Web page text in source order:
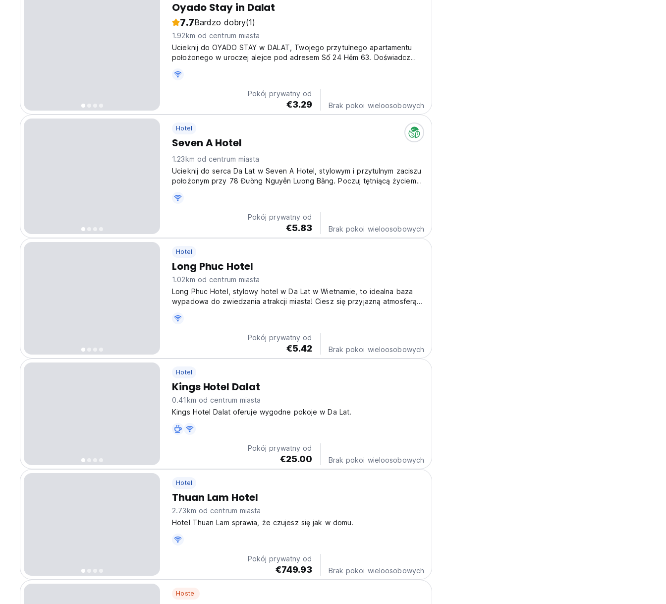
Oyado Stay in Dalat
7.7Bardzo dobry(1)
1.92km od centrum miasta
Ucieknij do OYADO STAY w DALAT, Twojego przytulnego apartamentu
położonego w uroczej alejce pod adresem Số 24 Hẻm 63. Doświadcz
sobie, że budzisz się w chłodnym górskim powietrzu i przygotowujesz...
Pokój prywatny od
€3.29 Brak pokoi wieloosobowych
Hotel
Seven A Hotel
1.23km od centrum miasta
Ucieknij do serca Da Lat w Seven A Hotel, stylowym i przytulnym zaciszu
położonym przy 78 Đường Nguyễn Lương Bằng. Poczuj tętniącą życiem
urokiem. Nasz hotel to idealna baza wypadowa do zwiedzania...
Pokój prywatny od
€5.83 Brak pokoi wieloosobowych
Hotel
Long Phuc Hotel
1.02km od centrum miasta
Long Phuc Hotel, stylowy hotel w Da Lat w Wietnamie, to idealna baza
wypadowa do zwiedzania atrakcji miasta! Ciesz się przyjazną atmosferą
Pokój prywatny od
€5.42 Brak pokoi wieloosobowych
Hotel
Kings Hotel Dalat
0.41km od centrum miasta
Kings Hotel Dalat oferuje wygodne pokoje w Da Lat.
Pokój prywatny od
€25.00 Brak pokoi wieloosobowych
Hotel
Thuan Lam Hotel
2.73km od centrum miasta
Hotel Thuan Lam sprawia, że czujesz się jak w domu.
Pokój prywatny od
€749.93 Brak pokoi wieloosobowych
Hostel